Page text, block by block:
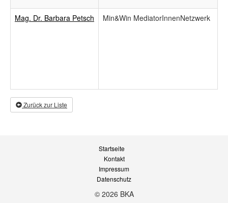
Mag. Dr. Barbara Petsch Min&Win MediatorInnenNetzwerk
Zurück zur Liste
Startseite
Kontakt
Impressum
Datenschutz
© 2026 BKA